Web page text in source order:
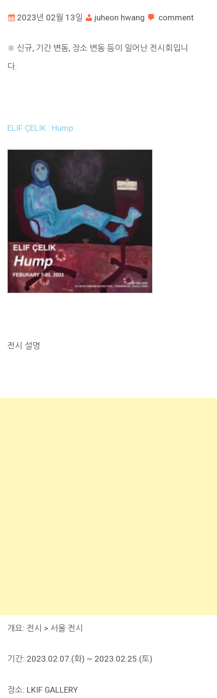
2023년 02월 13일 juheon hwang comment
※ 신규, 기간 변동, 장소 변동 등이 일어난 전시회입니
다.
ELIF ÇELIK : Hump
전시 설명
개요: 전시 > 서울 전시
기간: 2023.02.07.(화) ~ 2023.02.25.(토)
장소: LKIF GALLERY